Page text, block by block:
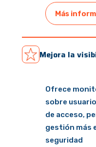
Más
Mejora la
Ofrece
sobre
de acceso,
gestión más
seguridad